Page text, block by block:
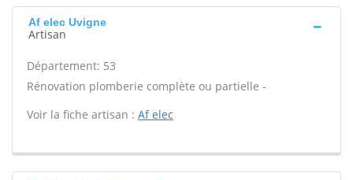
Af elec Uvigne
Artisan
Département: 53
Rénovation plomberie complète ou partielle -
Voir la fiche artisan : Af elec